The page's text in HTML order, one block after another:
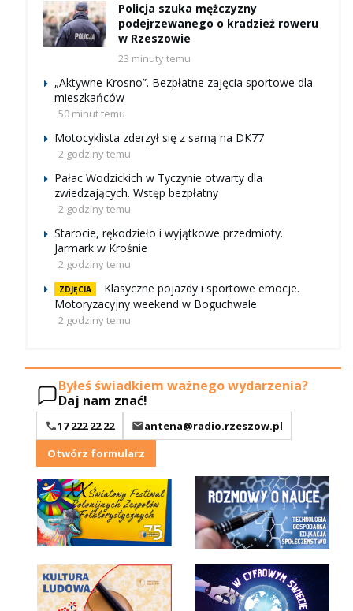
Policja szuka mężczyzny
podejrzewanego o kradzież roweru
w Rzeszowie
23 minuty temu
„Aktywne Krosno”. Bezpłatne zajęcia sportowe dla
mieszkańców
50 minut temu
Motocyklista zderzył się z sarną na DK77
2 godziny temu
Pałac Wodzickich w Tyczynie otwarty dla
zwiedzających. Wstęp bezpłatny
2 godziny temu
Starocie, rękodzieło i wyjątkowe przedmioty.
Jarmark w Krośnie
2 godziny temu
ZDJĘCIA
Klasyczne pojazdy i sportowe emocje.
Motoryzacyjny weekend w Boguchwale
2 godziny temu
Byłeś świadkiem ważnego wydarzenia?
Daj nam znać!
17 222 22 22
antena@radio.rzeszow.pl
Otwórz formularz